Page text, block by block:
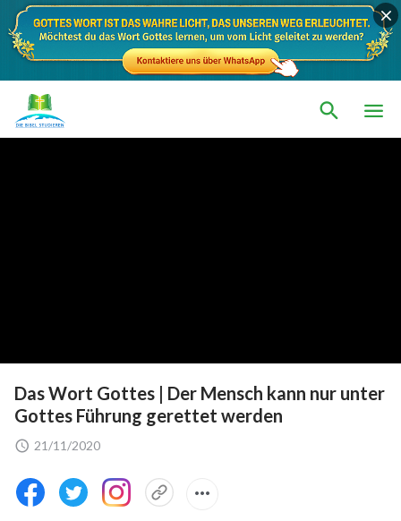
Das Wort Gottes | Der Mensch kann nur unter
Gottes Führung gerettet werden
21/11/2020